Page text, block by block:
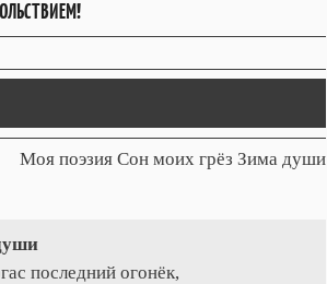
Моя поэзия Сон моих грёз Зима души
последний огонёк,